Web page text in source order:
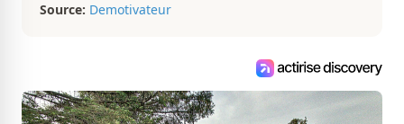
Source: Demotivateur